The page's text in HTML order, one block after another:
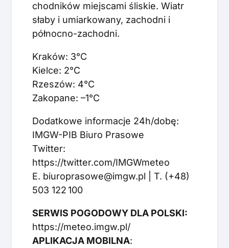
chodników miejscami śliskie. Wiatr
słaby i umiarkowany, zachodni i
północno-zachodni.
Kraków: 3°C
Kielce: 2°C
Rzeszów: 4°C
Zakopane: –1°C
Dodatkowe informacje 24h/dobę:
IMGW-PIB Biuro Prasowe
Twitter:
https://twitter.com/IMGWmeteo
E. biuroprasowe@imgw.pl | T. (+48)
503 122 100
SERWIS POGODOWY DLA POLSKI:
https://meteo.imgw.pl/
APLIKACJA MOBILNA: